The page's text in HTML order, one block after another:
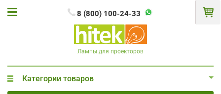
8 (800) 100-24-33
Лампы для проекторов
Категории товаров